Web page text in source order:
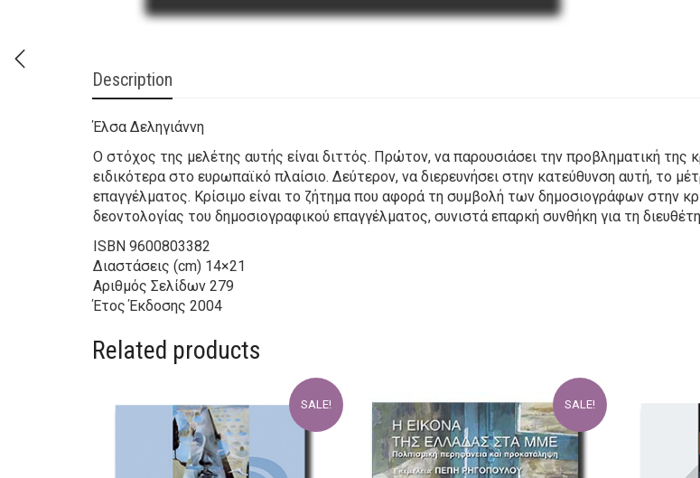
Description
Έλσα Δεληγιάννη
Ο στόχος της μελέτης αυτής είναι διττός. Πρώτον, να παρουσιάσει την προβληματική
ειδικότερα στο ευρωπαϊκό πλαίσιο. Δεύτερον, να διερευνήσει στην κατεύθυνση αυτή, το
επαγγέλματος. Κρίσιμο είναι το ζήτημα που αφορά τη συμβολή των δημοσιογράφων στην
δεοντολογίας του δημοσιογραφικού επαγγέλματος, συνιστά επαρκή συνθήκη για τη
ISBN 9600803382
Διαστάσεις (cm) 14×21
Αριθμός Σελίδων 279
Έτος Έκδοσης 2004
Related products
SALE! SALE!